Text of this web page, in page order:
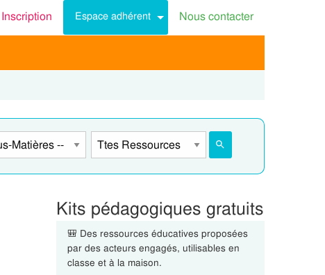
Inscription Espace adhérent Nous contacter
Kits pédagogiques gratuits
🎒 Des ressources éducatives proposées
par des acteurs engagés, utilisables en
classe et à la maison.